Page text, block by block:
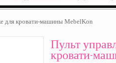
для кровати-машины MebelKon
Пульт
кровати-